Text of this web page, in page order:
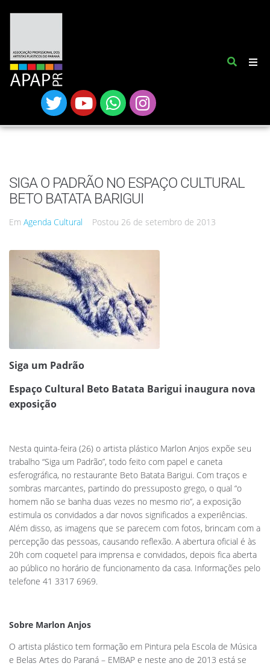
SIGA O PADRÃO NO ESPAÇO CULTURAL
BETO BATATA BARIGUI
Em Agenda Cultural Postou 26 de setembro de 2013
Siga um Padrão
Espaço Cultural Beto Batata Barigui inaugura nova
exposição
Nesta quinta-feira (26) o artista plástico Marlon Anjos expõe seu
trabalho “Siga um Padrão”, todo feito com papel e caneta
esferográfica, no restaurante Beto Batata Barigui. Com traços e
sombras marcantes, partindo do pressuposto grego, o qual “o
homem não se banha duas vezes no mesmo rio”, a exposição
estimula os convidados a dar novos significados a experiências.
Além disso, as imagens que se parecem com fotos, brincam com a
percepção das pessoas, causando reflexão. A abertura oficial é às
20h com coquetel para imprensa e convidados, depois fica aberta
ao público no horário de funcionamento da casa. Informações pelo
telefone 41 3317 6969.
Sobre Marlon Anjos
O artista plástico tem formação em Pintura pela Escola de Música
e Belas Artes do Paraná – EMBAP e neste ano de 2013 está se